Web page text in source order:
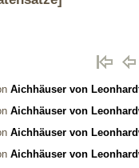
Aichhäuser von
Aichhäuser von
Aichhäuser von
Aichhäuser von